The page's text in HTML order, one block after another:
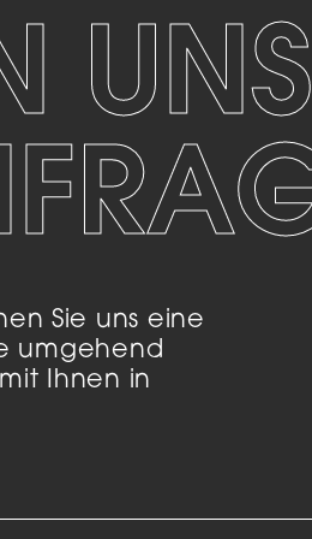
UNS
Sie uns eine
umgehend
Ihnen in
Marketing
um
über Websites
Impressum